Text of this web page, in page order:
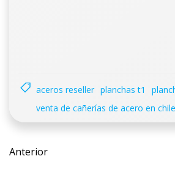
aceros reseller planchas t1
venta de cañerías de acero en chile
Post
Anterior